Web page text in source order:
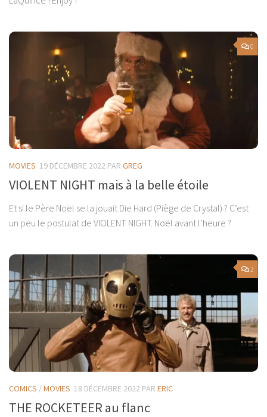
0
MOVIES 19 DÉCEMBRE 2022 PAR GREG
VIOLENT NIGHT mais à la belle étoile
Et si le Père Noël se la jouait Die Hard (Piège de Crystal) ? C’est
un peu le postulat de VIOLENT NIGHT. Noël avant l’heure ?
2
COMICS /MOVIES 18 DÉCEMBRE 2022 PAR ERIC
THE ROCKETEER au flanc